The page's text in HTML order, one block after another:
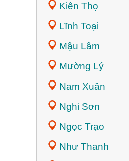
Kiên Thọ
Lĩnh Toại
Mậu Lâm
Mường Lý
Nam Xuân
Nghi Sơn
Ngọc Trạo
Như Thanh